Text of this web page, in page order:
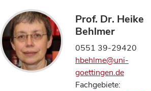
Prof. Dr. Heike
Behlmer
0551 39-29420
hbehlme@uni-
goettingen.de
Fachgebiete: